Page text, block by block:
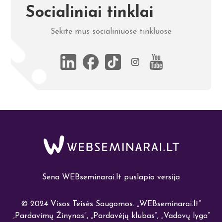
Socialiniai tinklai
Sekite mus socialiniuose tinkluose
Sena WEBseminarai.lt puslapio versija
© 2024 Visos Teisės Saugomos. „WEBseminarai.lt”
„Pardavimų Žinynas”, „Pardavėjų klubas”, „Vadovų lyga”